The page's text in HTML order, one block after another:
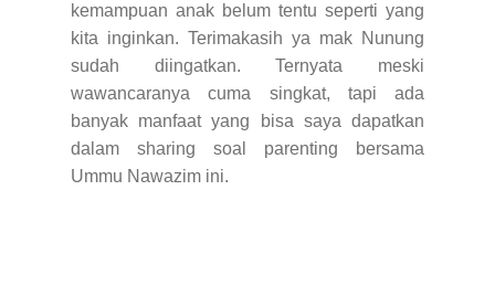
kemampuan anak belum tentu seperti yang
kita inginkan. Terimakasih ya mak Nunung
sudah diingatkan. Ternyata meski
wawancaranya cuma singkat, tapi ada
banyak manfaat yang bisa saya dapatkan
dalam sharing soal parenting bersama
Ummu Nawazim ini.